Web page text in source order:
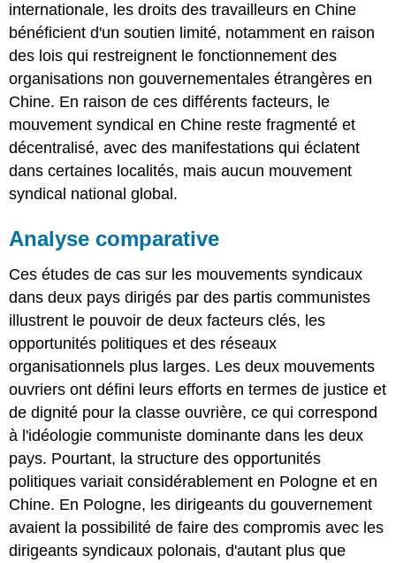
internationale, les droits des travailleurs en Chine
bénéficient d'un soutien limité, notamment en raison
des lois qui restreignent le fonctionnement des
organisations non gouvernementales étrangères en
Chine. En raison de ces différents facteurs, le
mouvement syndical en Chine reste fragmenté et
décentralisé, avec des manifestations qui éclatent
dans certaines localités, mais aucun mouvement
syndical national global.
Analyse comparative
Ces études de cas sur les mouvements syndicaux
dans deux pays dirigés par des partis communistes
illustrent le pouvoir de deux facteurs clés, les
opportunités politiques et des réseaux
organisationnels plus larges. Les deux mouvements
ouvriers ont défini leurs efforts en termes de justice et
de dignité pour la classe ouvrière, ce qui correspond
à l'idéologie communiste dominante dans les deux
pays. Pourtant, la structure des opportunités
politiques variait considérablement en Pologne et en
Chine. En Pologne, les dirigeants du gouvernement
avaient la possibilité de faire des compromis avec les
dirigeants syndicaux polonais, d'autant plus que